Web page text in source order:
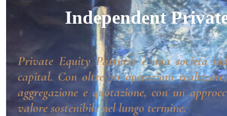
Independent
Private Equity Partners è una società
capital. Con oltre 70 operazioni
aggregazione e quotazione, con un
valore sostenibile nel lungo termine.